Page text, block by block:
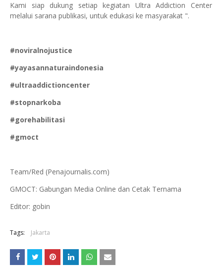
Kami siap dukung setiap kegiatan Ultra Addiction Center
melalui sarana publikasi, untuk edukasi ke masyarakat ".
#noviralnojustice
#yayasannaturaindonesia
#ultraaddictioncenter
#stopnarkoba
#gorehabilitasi
#gmoct
Team/Red (Penajournalis.com)
GMOCT: Gabungan Media Online dan Cetak Ternama
Editor: gobin
Tags: Jakarta